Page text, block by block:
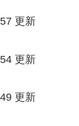
更新
更新
更新